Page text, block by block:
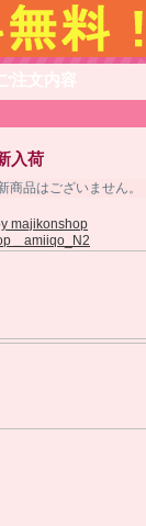
入荷
商品はございません。
majikonshop